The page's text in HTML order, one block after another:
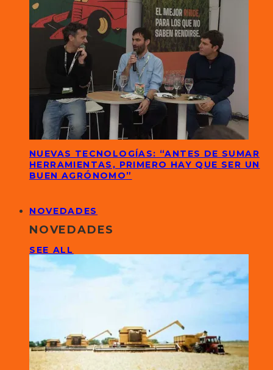
NUEVAS TECNOLOGÍAS: “ANTES DE SUMAR
HERRAMIENTAS, PRIMERO HAY QUE SER UN
BUEN AGRÓNOMO”
NOVEDADES
NOVEDADES
SEE ALL